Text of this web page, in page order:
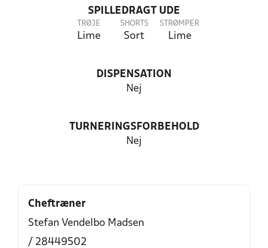
SPILLEDRAGT UDE
TRØJE
Lime
SHORTS
Sort
STRØMPER
Lime
DISPENSATION
Nej
TURNERINGSFORBEHOLD
Nej
Cheftræner
Stefan Vendelbo Madsen
/ 28449502